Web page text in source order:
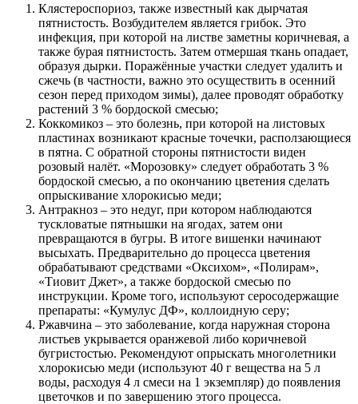
Клястероспориоз, также известный как дырчатая
пятнистость. Возбудителем является грибок. Это
инфекция, при которой на листве заметны коричневая, а
также бурая пятнистость. Затем отмершая ткань опадает,
образуя дырки. Поражённые участки следует удалить и
сжечь (в частности, важно это осуществить в осенний
сезон перед приходом зимы), далее проводят обработку
растений 3 % бордоской смесью;
Коккомикоз – это болезнь, при которой на листовых
пластинах возникают красные точечки, расползающиеся
в пятна. С обратной стороны пятнистости виден
розовый налёт. «Морозовку» следует обработать 3 %
бордоской смесью, а по окончанию цветения сделать
опрыскивание хлорокисью меди;
Антракноз – это недуг, при котором наблюдаются
тускловатые пятнышки на ягодах, затем они
превращаются в бугры. В итоге вишенки начинают
высыхать. Предварительно до процесса цветения
обрабатывают средствами «Оксихом», «Полирам»,
«Тиовит Джет», а также бордоской смесью по
инструкции. Кроме того, используют серосодержащие
препараты: «Кумулус ДФ», коллоидную серу;
Ржавчина – это заболевание, когда наружная сторона
листьев укрывается оранжевой либо коричневой
бугристостью. Рекомендуют опрыскать многолетники
хлорокисью меди (используют 40 г вещества на 5 л
воды, расходуя 4 л смеси на 1 экземпляр) до появления
цветочков и по завершению этого процесса.